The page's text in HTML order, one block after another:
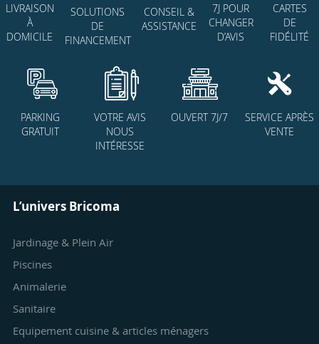
LIVRAISON
À
DOMICILE
SOLUTIONS
DE
FINANCEMENT
CONSEIL &
ASSISTANCE
7J POUR
CHANGER
D’AVIS
CARTES
DE
FIDÉLITÉ
PARKING
GRATUIT
VOTRE AVIS
NOUS
INTÉRESSE
OUVERT 7J/7
SERVICE APRÈS
VENTE
L’univers Bricoma
Jardinage & Plein Air
Piscines
Animalerie
Sanitaire
Equipement cuisine & articles ménagers